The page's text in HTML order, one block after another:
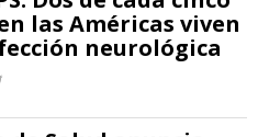
las Américas viven
neurológica